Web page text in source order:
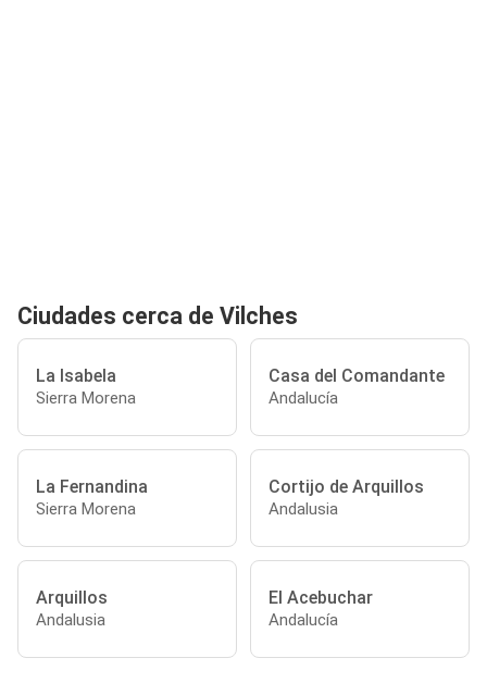
Ciudades cerca de Vilches
La Isabela
Sierra Morena
Casa del Comandante
Andalucía
La Fernandina
Sierra Morena
Cortijo de Arquillos
Andalusia
Arquillos
Andalusia
El Acebuchar
Andalucía